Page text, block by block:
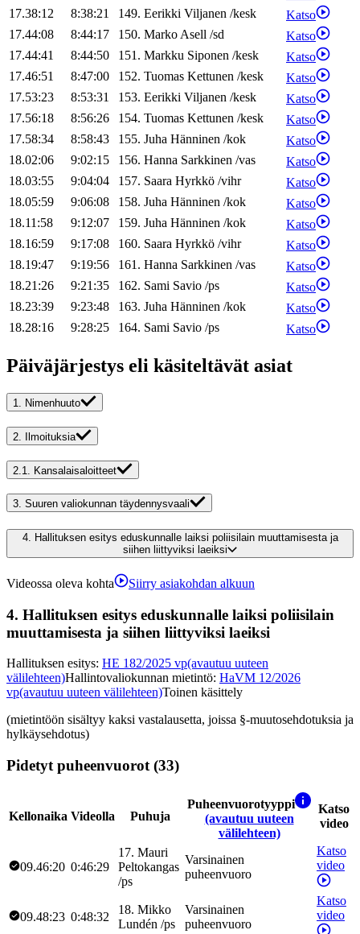
17.38:12
8:38:21 149. Eerikki Viljanen /kesk
Katso
17.44:08
8:44:17 150. MarkoAsell /sd
Katso
17.44:41
8:44:50 151. Markku Siponen /kesk
Katso
17.46:51
8:47:00 152. Tuomas Kettunen /kesk
Katso
17.53:23
8:53:31 153. Eerikki Viljanen /kesk
Katso
17.56:18
8:56:26 154. Tuomas Kettunen /kesk
Katso
17.58:34
8:58:43 155. Juha Hänninen /kok
Katso
18.02:06
9:02:15 156. Hanna Sarkkinen /vas
Katso
18.03:55
9:04:04 157. Saara Hyrkkö /vihr
Katso
18.05:59
9:06:08 158. Juha Hänninen /kok
Katso
18.11:58
9:12:07 159. Juha Hänninen /kok
Katso
18.16:59
9:17:08 160. Saara Hyrkkö /vihr
Katso
18.19:47
9:19:56 161. Hanna Sarkkinen /vas
Katso
18.21:26
9:21:35 162. Sami Savio /ps
Katso
18.23:39
9:23:48 163. Juha Hänninen /kok
Katso
18.28:16
9:28:25 164. Sami Savio /ps Katso
Päiväjärjestys eli käsiteltävät asiat
1. Nimenhuuto
2. Ilmoituksia
2.1. Kansalaisaloitteet
3. Suuren valiokunnan täydennysvaali
4. Hallituksen esitys eduskunnalle laiksi poliisilain muuttamisesta ja
siihen liittyviksi laeiksi
Videossa oleva kohta Siirry asiakohdan alkuun
4. Hallituksen esitys eduskunnalle laiksi poliisilain
muuttamisesta ja siihen liittyviksi laeiksi
Hallituksen esitys: HE 182/2025 vp(avautuu uuteen
välilehteen)Hallintovaliokunnan mietintö: HaVM 12/2026
vp(avautuu uuteen välilehteen)Toinen käsittely
(mietintöön sisältyy kaksi vastalausetta, joissa §-muutosehdotuksia ja
hylkäysehdotus)
Pidetyt puheenvuorot (33)
Kellonaika Videolla Puhuja
Puheenvuorotyyppi
(avautuu uuteen
välilehteen)
Katso
video
09.46:20 0:46:29
17. Mauri
Peltokangas
/ps
Varsinainen
puheenvuoro
Katso
video
09.48:23 0:48:32
18. Mikko
Lundén /ps
Varsinainen
puheenvuoro
Katso
video